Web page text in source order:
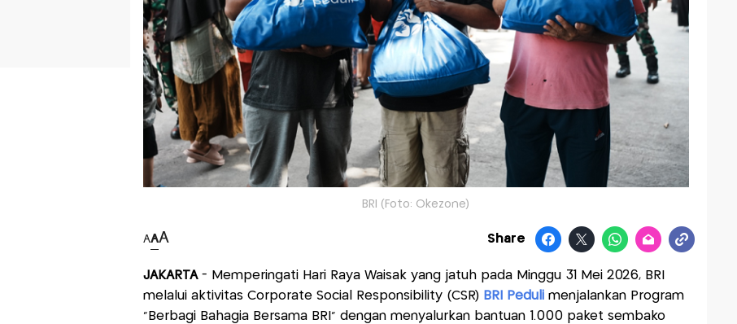
BRI (Foto: Okezone)
AAA Share
JAKARTA- Memperingati Hari Raya Waisak yang jatuh pada Minggu 31 Mei 2026, BRI
melalui aktivitas Corporate Social Responsibility (CSR) BRI Pedulimenjalankan Program
“Berbagi Bahagia Bersama BRI” dengan menyalurkan bantuan 1.000 paket sembako